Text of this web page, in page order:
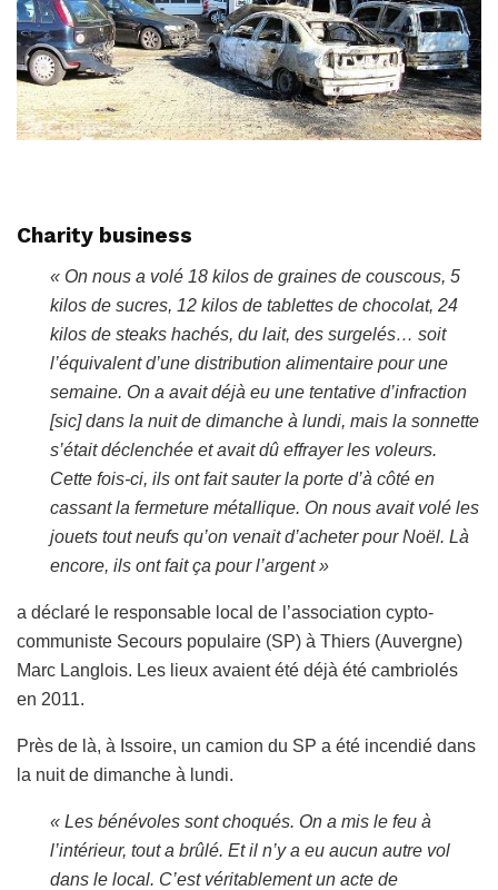
Charity business
« On nous a volé 18 kilos de graines de couscous, 5
kilos de sucres, 12 kilos de tablettes de chocolat, 24
kilos de steaks hachés, du lait, des surgelés… soit
l’équivalent d’une distribution alimentaire pour une
semaine. On a avait déjà eu une tentative d’infraction
[sic] dans la nuit de dimanche à lundi, mais la sonnette
s’était déclenchée et avait dû effrayer les voleurs.
Cette fois-ci, ils ont fait sauter la porte d’à côté en
cassant la fermeture métallique. On nous avait volé les
jouets tout neufs qu’on venait d’acheter pour Noël. Là
encore, ils ont fait ça pour l’argent »
a déclaré le responsable local de l’association cypto-
communiste Secours populaire (SP) à Thiers (Auvergne)
Marc Langlois. Les lieux avaient été déjà été cambriolés
en 2011.
Près de là, à Issoire, un camion du SP a été incendié dans
la nuit de dimanche à lundi.
« Les bénévoles sont choqués. On a mis le feu à
l’intérieur, tout a brûlé. Et il n’y a eu aucun autre vol
dans le local. C’est véritablement un acte de